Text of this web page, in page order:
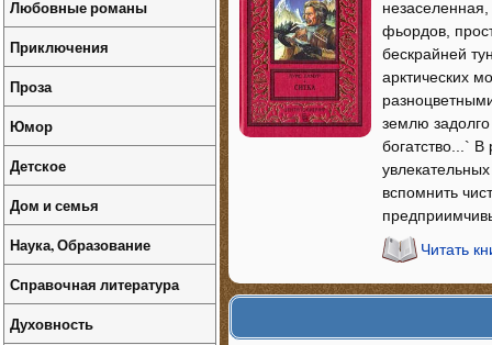
фьордов,
бескрайней
арктических
землю задолго
богатство...`
вспомнить
Читать
Любовные романы
Приключения
Проза
Юмор
Детское
Дом и семья
Наука, Образование
Справочная литература
Духовность